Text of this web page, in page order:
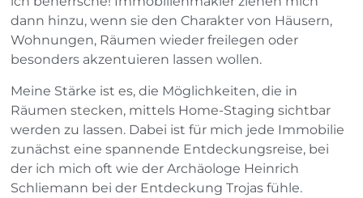
dann hinzu, wenn sie den Charakter von Häusern,
Wohnungen, Räumen wieder freilegen oder
besonders akzentuieren lassen wollen.
Meine Stärke ist es, die Möglichkeiten, die in
Räumen stecken, mittels Home-Staging sichtbar
werden zu lassen. Dabei ist für mich jede Immobilie
zunächst eine spannende Entdeckungsreise, bei
der ich mich oft wie der Archäologe Heinrich
Schliemann bei der Entdeckung Trojas fühle.